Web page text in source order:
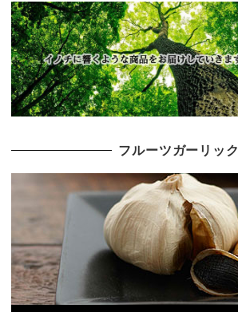
フルーツガーリック